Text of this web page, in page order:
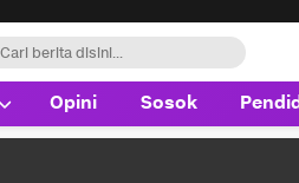
Opini Sosok